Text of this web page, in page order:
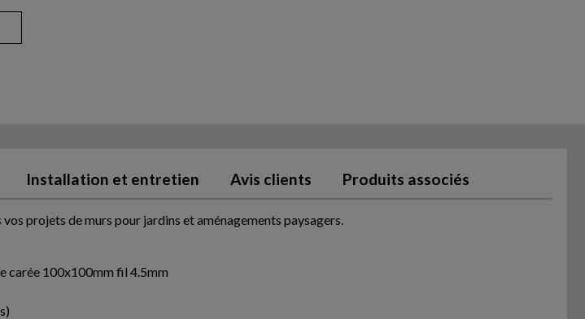
Installation et entretien Avis clients Produits associés
projets de murs pour jardins et aménagements paysagers.
carée 100x100mm fil 4.5mm